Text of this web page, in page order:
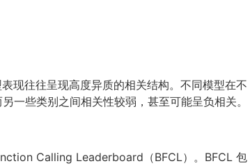
现往往呈现高度异质的相关结构。不同模型在不
一些类别之间相关性较弱，甚至可能呈负相关。
Calling Leaderboard（BFCL）。BFCL 包